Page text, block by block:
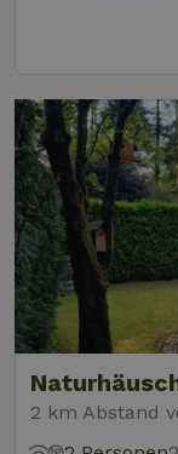
2 km Abstand